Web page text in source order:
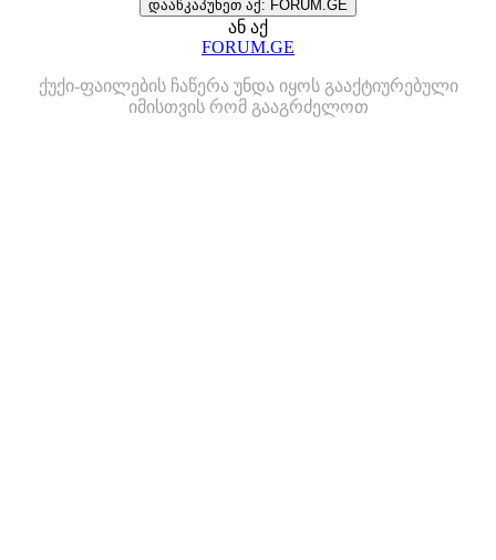
დააწკაპუნეთ აქ: FORUM.GE
ან აქ
FORUM.GE
ქუქი-ფაილების ჩაწერა უნდა იყოს გააქტიურებული
იმისთვის რომ გააგრძელოთ